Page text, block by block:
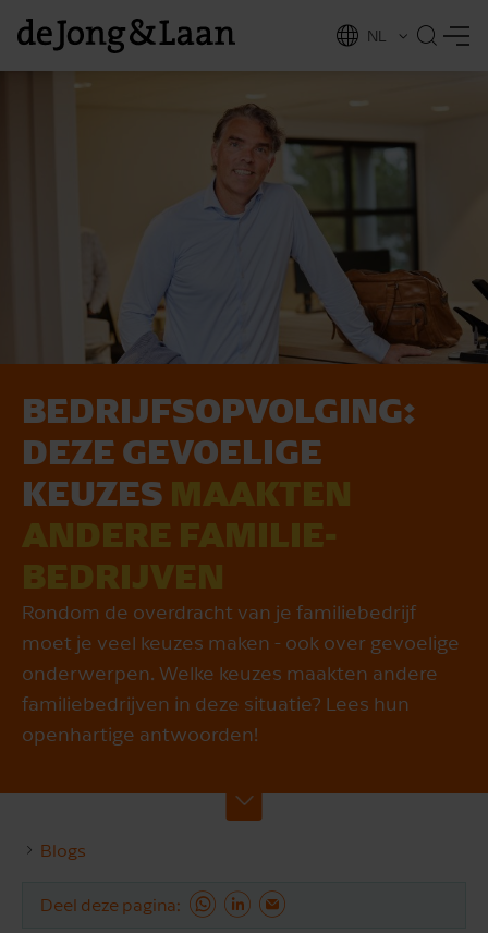
NL
EN
BEDRIJFS­OPVOLGING:
DEZE GEVOELIGE
KEUZES MAAKTEN
ANDERE FAMILIE­
BEDRIJVEN
Rondom de overdracht van je familiebedrijf
moet je veel keuzes maken - ook over gevoelige
onderwerpen. Welke keuzes maakten andere
familiebedrijven in deze situatie? Lees hun
openhartige antwoorden!
Blogs
Deel deze pagina